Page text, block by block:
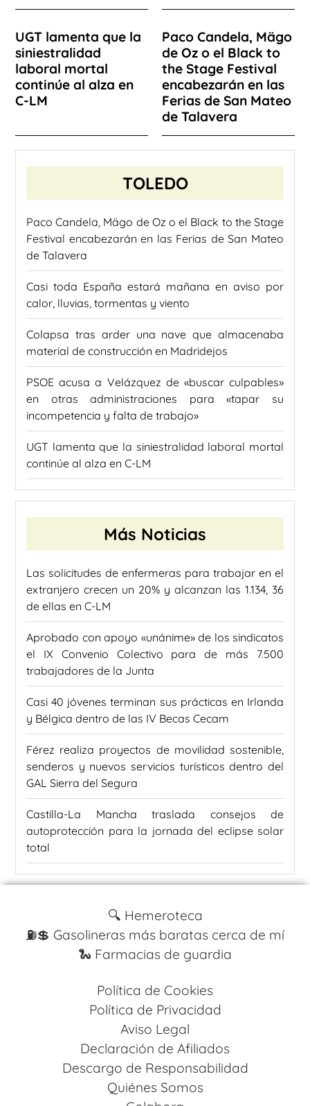
UGT lamenta que la
siniestralidad
laboral mortal
continúe al alza en
C-LM
Paco Candela, Mägo
de Oz o el Black to
the Stage Festival
encabezarán en las
Ferias de San Mateo
de Talavera
TOLEDO
Paco Candela, Mägo de Oz o el Black to the Stage
Festival encabezarán en las Ferias de San Mateo
de Talavera
Casi toda España estará mañana en aviso por
calor, lluvias, tormentas y viento
Colapsa tras arder una nave que almacenaba
material de construcción en Madridejos
PSOE acusa a Velázquez de «buscar culpables»
en otras administraciones para «tapar su
incompetencia y falta de trabajo»
UGT lamenta que la siniestralidad laboral mortal
continúe al alza en C-LM
Más Noticias
Las solicitudes de enfermeras para trabajar en el
extranjero crecen un 20% y alcanzan las 1.134, 36
de ellas en C-LM
Aprobado con apoyo «unánime» de los sindicatos
el IX Convenio Colectivo para de más 7.500
trabajadores de la Junta
Casi 40 jóvenes terminan sus prácticas en Irlanda
y Bélgica dentro de las IV Becas Cecam
Férez realiza proyectos de movilidad sostenible,
senderos y nuevos servicios turísticos dentro del
GAL Sierra del Segura
Castilla-La Mancha traslada consejos de
autoprotección para la jornada del eclipse solar
total
🔍 Hemeroteca
⛽️💲 Gasolineras más baratas cerca de mí
🐍 Farmacias de guardia
Política de Cookies
Política de Privacidad
Aviso Legal
Declaración de Afiliados
Descargo de Responsabilidad
Quiénes Somos